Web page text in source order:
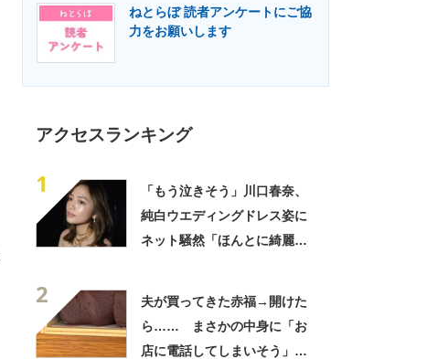
ねとらぼ 読者アンケートにご協
力をお願いします
アクセスランキング
1
「もう泣きそう」川口春奈、
純白ウエディングドレス姿に
ネット騒然「ほんとに綺麗」
2
夫が買ってきた赤福→開けた
ら…… まさかの中身に「お
店に電話してしまいそう」